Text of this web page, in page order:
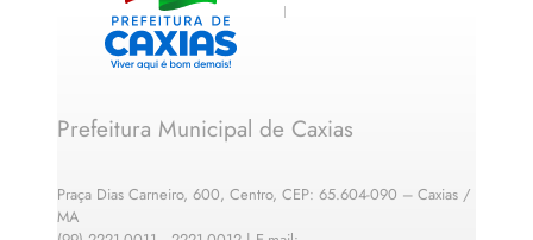
Prefeitura Municipal de Caxias
Praça Dias Carneiro, 600, Centro, CEP: 65.604-090 – Caxias /
MA